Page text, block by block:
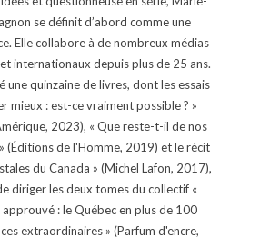
se définit d’abord comme une
Elle collabore à de nombreux médias
internationaux depuis plus de 25 ans.
une quinzaine de livres, dont les essais
mieux : est-ce vraiment possible ? »
2023), « Que reste-t-il de nos
(Éditions de l'Homme, 2019) et le récit
du Canada » (Michel Lafon, 2017),
diriger les deux tomes du collectif «
approuvé : le Québec en plus de 100
extraordinaires » (Parfum d'encre,